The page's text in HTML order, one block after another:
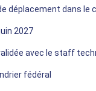
déplacement dans le
2027
avec le staff
fédéral